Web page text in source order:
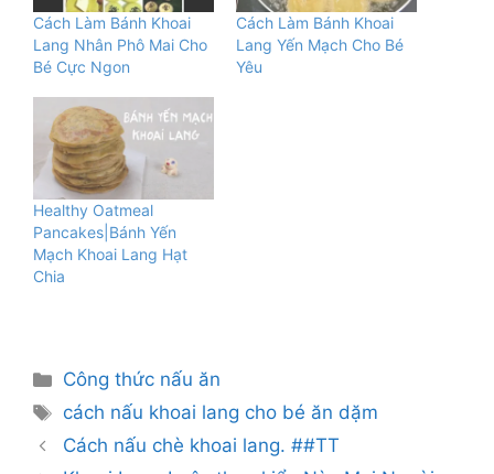
Cách Làm Bánh Khoai
Lang Nhân Phô Mai Cho
Bé Cực Ngon
Cách Làm Bánh Khoai
Lang Yến Mạch Cho Bé
Yêu
Healthy Oatmeal
Pancakes|Bánh Yến
Mạch Khoai Lang Hạt
Chia
Danh
mục
Công thức nấu ăn
Thẻ
cách nấu khoai lang cho bé ăn dặm
Cách nấu chè khoai lang. ##TT